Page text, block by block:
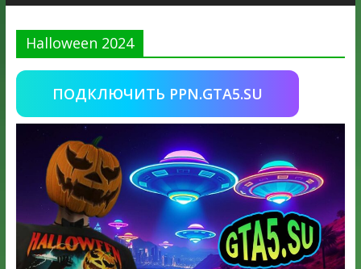
Halloween 2024
ПОДКЛЮЧИТЬ PPN.GTA5.SU